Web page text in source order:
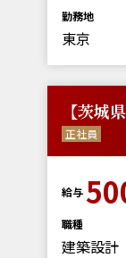
勤務地
東京
【茨城
正社員
給与
職種
建築設計